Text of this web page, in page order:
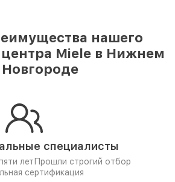
нашего
центра Miele в Нижнем
Новгороде
специалисты
лет Прошли строгий отбор
сертификация